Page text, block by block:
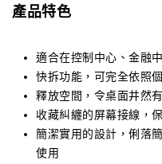
產品特色
適合在控制中心、金融
快拆功能，可完全依照
釋放空間，令桌面井然
收藏糾纏的屏幕接線，
簡潔實用的設計，俐落
使用